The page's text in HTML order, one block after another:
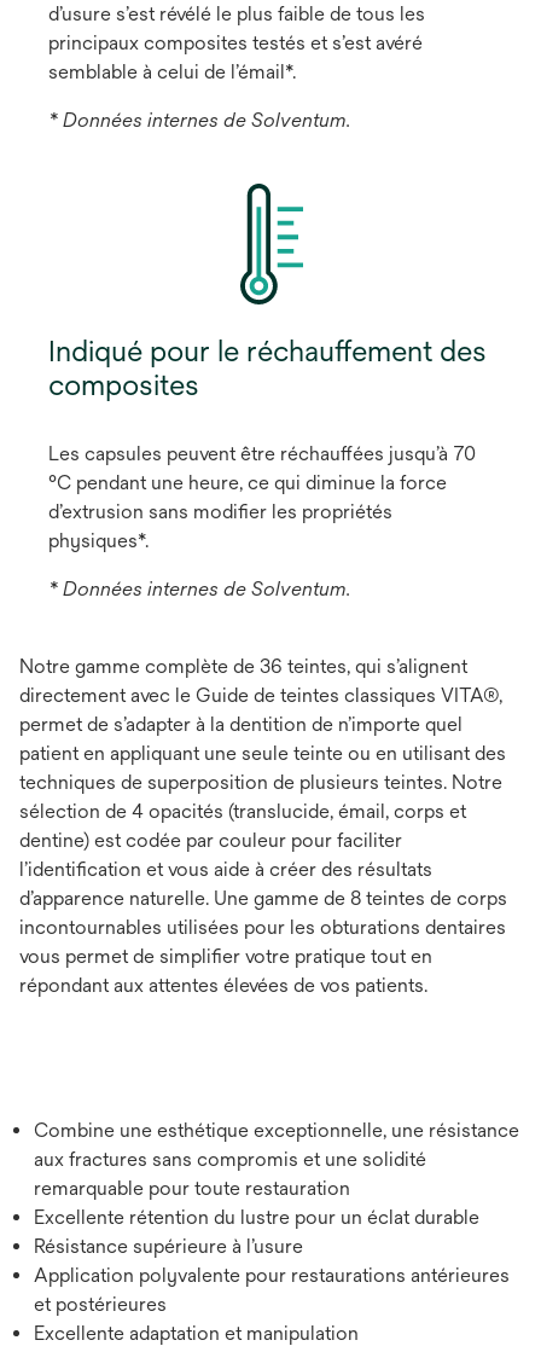
d’usure s’est révélé le plus faible de tous les
principaux composites testés et s’est avéré
semblable à celui de l’émail*.
* Données internes de Solventum.
Indiqué pour le réchauffement des
composites
Les capsules peuvent être réchauffées jusqu’à 70
°C pendant une heure, ce qui diminue la force
d’extrusion sans modifier les propriétés
physiques*.
* Données internes de Solventum.
Notre gamme complète de 36 teintes, qui s’alignent
directement avec le Guide de teintes classiques VITA®,
permet de s’adapter à la dentition de n’importe quel
patient en appliquant une seule teinte ou en utilisant des
techniques de superposition de plusieurs teintes. Notre
sélection de 4 opacités (translucide, émail, corps et
dentine) est codée par couleur pour faciliter
l’identiﬁcation et vous aide à créer des résultats
d’apparence naturelle. Une gamme de 8 teintes de corps
incontournables utilisées pour les obturations dentaires
vous permet de simplifier votre pratique tout en
répondant aux attentes élevées de vos patients.
Combine une esthétique exceptionnelle, une résistance
aux fractures sans compromis et une solidité
remarquable pour toute restauration
Excellente rétention du lustre pour un éclat durable
Résistance supérieure à l’usure
Application polyvalente pour restaurations antérieures
et postérieures
Excellente adaptation et manipulation